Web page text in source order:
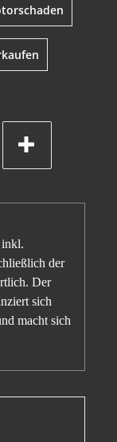
inkl.
der
Der
sich
macht sich